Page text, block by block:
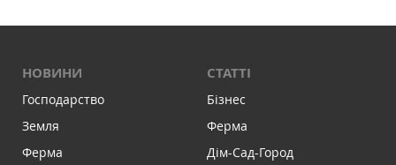
НОВИНИ
Господарство
Земля
Ферма
СТАТТІ
Бізнес
Ферма
Дім-Сад-Город